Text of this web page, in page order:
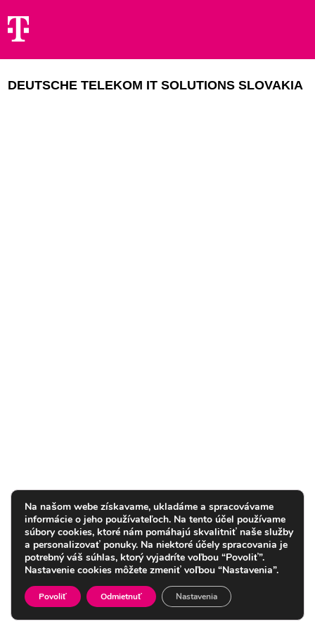
DEUTSCHE TELEKOM IT SOLUTIONS SLOVAKIA
Na našom webe získavame, ukladáme a spracovávame
informácie o jeho používateľoch. Na tento účel používame
súbory cookies, ktoré nám pomáhajú skvalitniť naše služby
a personalizovať ponuky. Na niektoré účely spracovania je
potrebný váš súhlas, ktorý vyjadríte voľbou “Povoliť”.
Nastavenie cookies môžete zmeniť voľbou “Nastavenia”.
Povoliť Odmietnuť Nastavenia